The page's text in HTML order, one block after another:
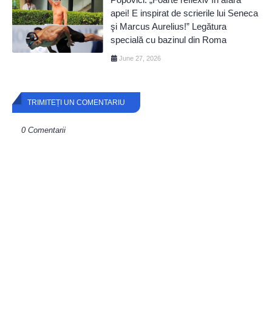
apei! E inspirat de scrierile lui Seneca
şi Marcus Aurelius!” Legătura
specială cu bazinul din Roma
June 27, 2026
TRIMITEȚI UN COMENTARIU
0 Comentarii